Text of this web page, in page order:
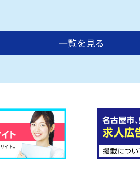
一覧を見る